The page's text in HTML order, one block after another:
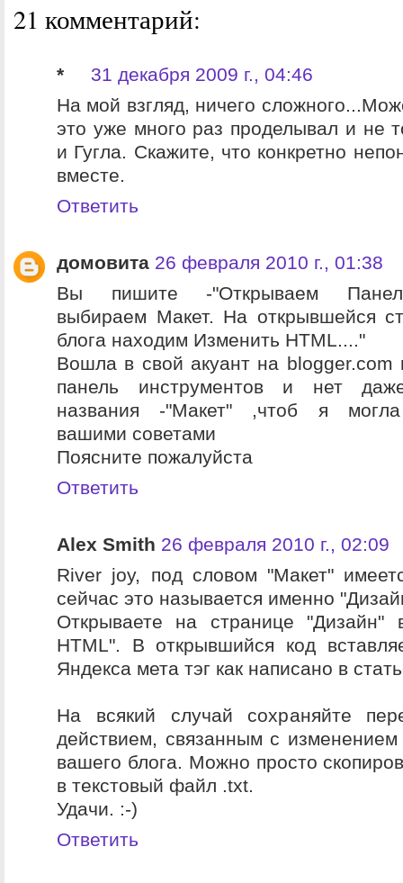
21 комментарий:
*
31 декабря 2009 г., 04:46
На мой взгляд, ничего
это уже много раз проделывал и не
и Гугла. Скажите, что конкретно
вместе.
Ответить
домовита 26 февраля 2010 г., 01:38
Вы пишите -"Открываем
выбираем Макет. На открывшейся
блога находим Изменить HTML...."
Вошла в свой акуант на blogger.com
панель инструментов и нет
названия -"Макет" ,чтоб я могла
вашими советами
Поясните пожалуйста
Ответить
Alex Smith 26 февраля 2010 г., 02:09
River joy, под словом "Макет"
сейчас это называется именно
Открываете на странице "Дизайн"
HTML". В открывшийся код
Яндекса мета тэг как написано в
На всякий случай сохраняйте
действием, связанным с
вашего блога. Можно просто
в текстовый файл .txt.
Удачи. :-)
Ответить